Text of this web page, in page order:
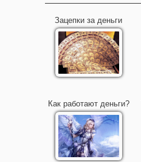
Зацепки за деньги
Как работают деньги?